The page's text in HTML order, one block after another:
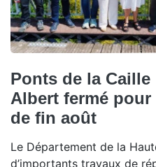
Ponts de la
Albert fermé
de fin août
Le Département de la
d’importants travaux de